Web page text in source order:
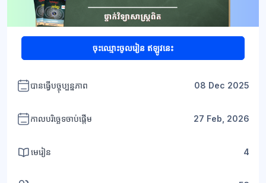
ចុះឈ្មោះចូលរៀន ឥឡូវនេះ
បានធ្វើបច្ចុប្បន្នភាព 08 Dec 2025
កាលបរិច្ឆេទចាប់ផ្តើម 27 Feb, 2026
មេរៀន 4